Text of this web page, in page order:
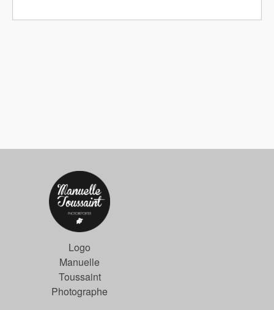
Logo
Manuelle
Toussaint
Photographe